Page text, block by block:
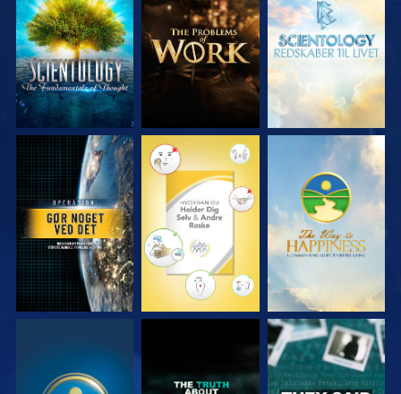
UDFORSK SERIEN UDFORSK SERIEN UDFORSK SERIEN
SE SE SE
SE SE